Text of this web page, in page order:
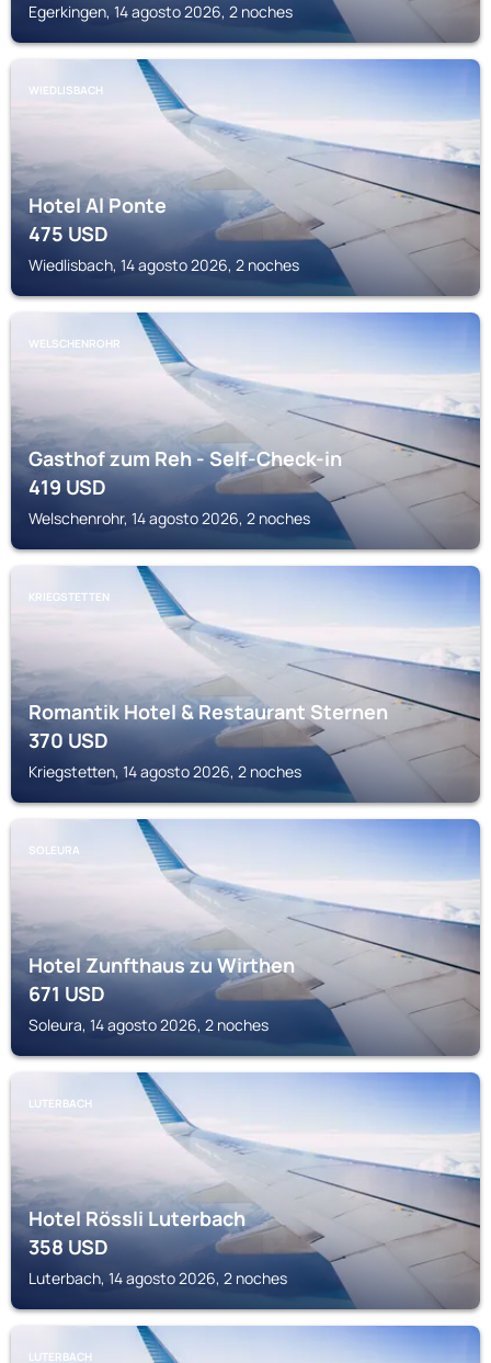
Egerkingen, 14 agosto 2026, 2 noches
WIEDLISBACH
Hotel Al Ponte
475USD
Wiedlisbach, 14 agosto 2026, 2 noches
WELSCHENROHR
Gasthof zum Reh - Self-Check-in
419USD
Welschenrohr, 14 agosto 2026, 2 noches
KRIEGSTETTEN
Romantik Hotel & Restaurant Sternen
370USD
Kriegstetten, 14 agosto 2026, 2 noches
SOLEURA
Hotel Zunfthaus zu Wirthen
671USD
Soleura, 14 agosto 2026, 2 noches
LUTERBACH
Hotel Rössli Luterbach
358USD
Luterbach, 14 agosto 2026, 2 noches
LUTERBACH